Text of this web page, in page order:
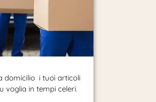
domicilio i tuoi articoli
voglia in tempi celeri.